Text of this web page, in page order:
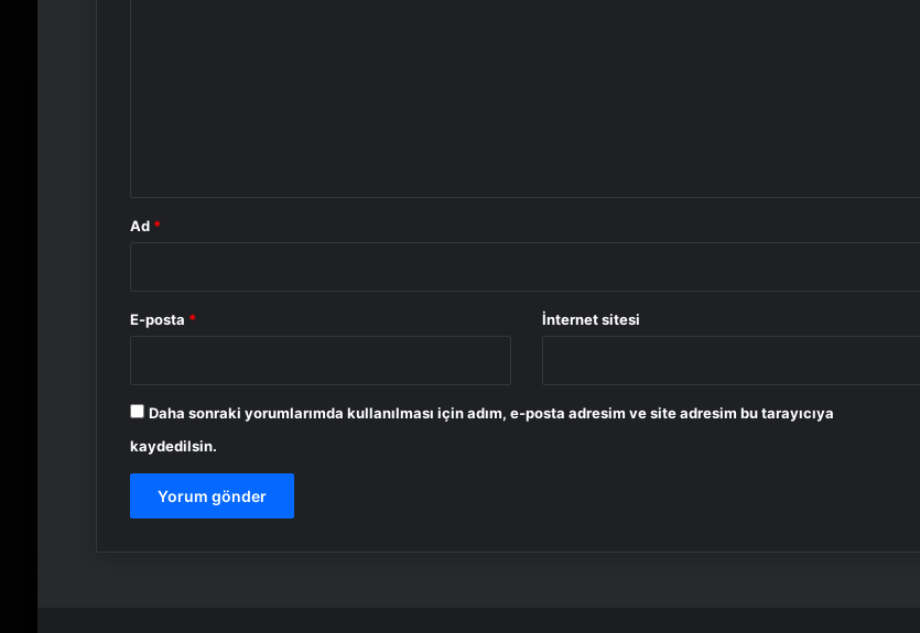
Ad *
E-posta * İnternet sitesi
Daha sonraki yorumlarımda kullanılması için adım, e-posta adresim ve site adresim bu tarayıcıya
kaydedilsin.